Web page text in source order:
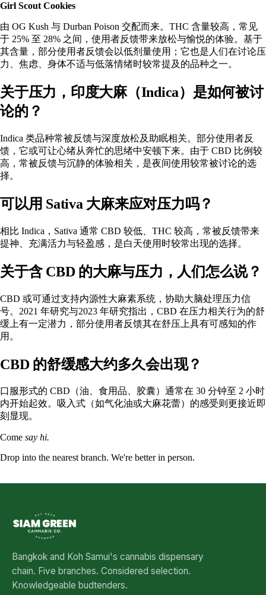
Girl Scout Cookies
由 OG Kush 与 Durban Poison 交配而来。THC 含量较高，常见
于 25% 至 28% 之间，使用者反馈带来放松与愉悦的体验。基于
其含量，部分使用者反馈会以低剂量使用；它也是人们在讨论压
力、焦虑、身体不适与低落情绪时较常提及的品种之一。
关于压力，印度大麻（Indica）是如何被讨
论的？
Indica 类品种常被反馈与深度放松及助眠相关。部分使用者反
馈，它或可让心绪从奔忙的思绪中安顿下来。由于 CBD 比例较
高，常被反馈与沉静的体验相关，是夜间使用较常被讨论的选
择。
可以用 Sativa 大麻来应对压力吗？
相比 Indica，Sativa 通常 CBD 较低、THC 较高，常被反馈带来
提神、 充满活力与轻盈感，是白天使用时较常出现的选择。
关于含 CBD 的大麻与压力，人们怎么说？
CBD 或可通过支持内源性大麻素系统 ，协助大脑处理压力信
号。 2021 年研究与2023 年研究指出，CBD 在压力相关行为的舒
缓上有一定潜力，部分使用者反馈其在舒压上具有可感知的作
用。
CBD 的舒缓感大约多久会出现？
口服形式的 CBD（油、食用品、胶囊）通常在 30 分钟至 2 小时
内开始起效。吸入式（如气化油或大麻花蕾）的感受则更接近即
刻显现。
Come say hi.
Drop into the nearest branch. We're better in person.
Bangkok and Koh Samui's cannabis dispensary
chain. Five branches. Considered selection.
Knowledgeable budtenders.